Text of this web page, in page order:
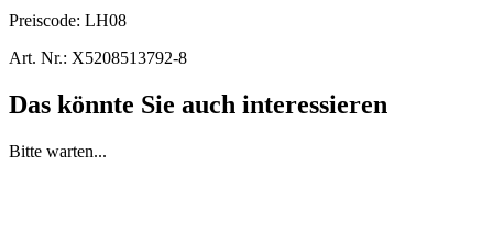
Preiscode: LH08
Art. Nr.: X5208513792-8
Das könnte Sie auch interessieren
Bitte warten...